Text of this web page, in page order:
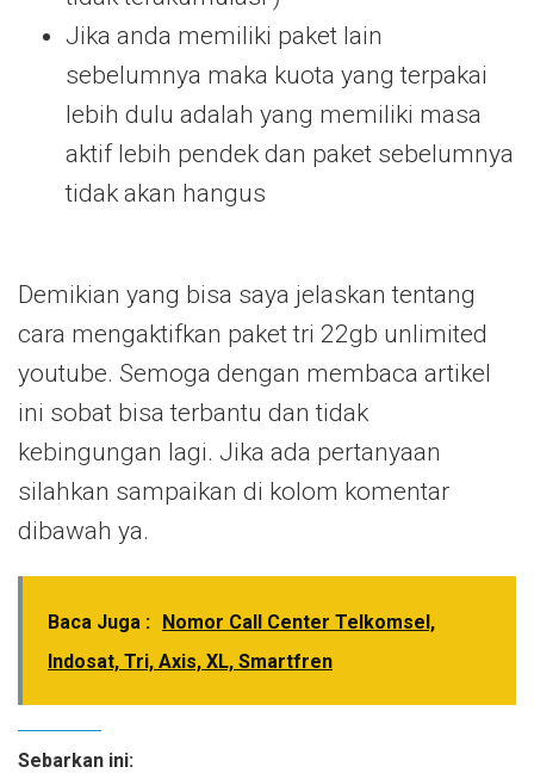
Jika anda memiliki paket lain
sebelumnya maka kuota yang terpakai
lebih dulu adalah yang memiliki masa
aktif lebih pendek dan paket sebelumnya
tidak akan hangus
Demikian yang bisa saya jelaskan tentang
cara mengaktifkan paket tri 22gb unlimited
youtube. Semoga dengan membaca artikel
ini sobat bisa terbantu dan tidak
kebingungan lagi. Jika ada pertanyaan
silahkan sampaikan di kolom komentar
dibawah ya.
Baca Juga : Nomor Call Center Telkomsel,
Indosat, Tri, Axis, XL, Smartfren
Sebarkan ini: